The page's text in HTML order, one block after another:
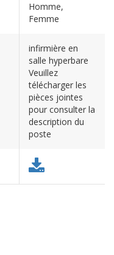
Homme,
Femme
infirmière en
salle hyperbare
Veuillez
télécharger les
pièces jointes
pour consulter la
description du
poste